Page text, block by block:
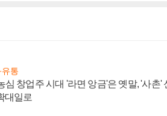
유통
심 창업주 시대 '라면 앙금'은 옛말, '사촌'
대일로